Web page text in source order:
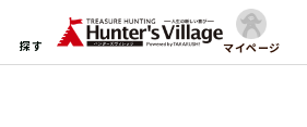
探す マイページ